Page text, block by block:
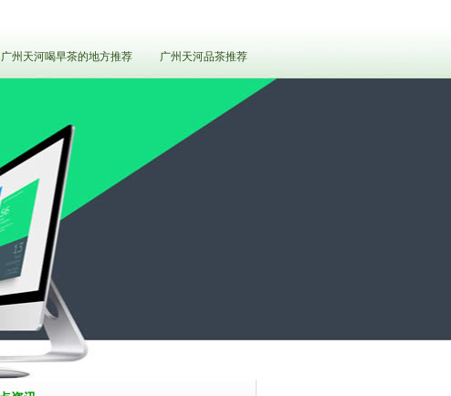
广州天河喝早茶的地方推荐 广州天河品茶推荐